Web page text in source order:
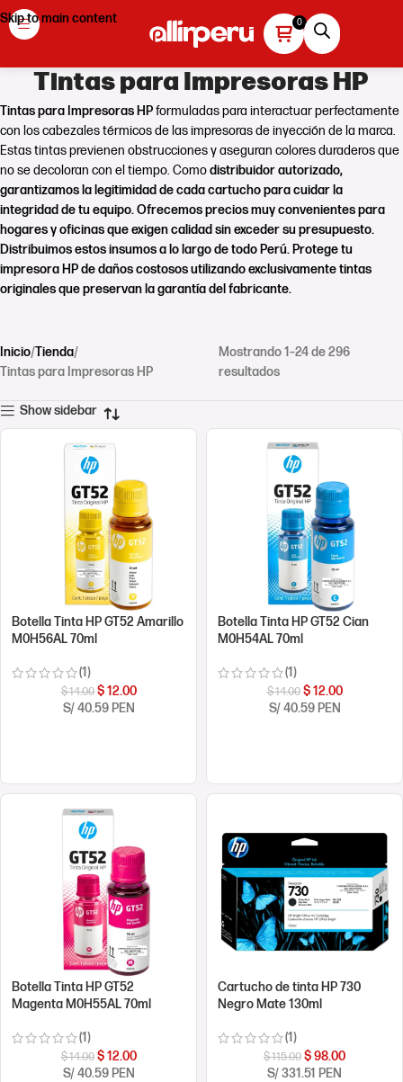
Skip to main content
Tintas para Impresoras HP
Tintas para Impresoras HPformuladas para interactuar perfectamente
con los cabezales térmicos de las impresoras de inyección de la marca.
Estas tintas previenen obstrucciones y aseguran colores duraderos que
no se decoloran con el tiempo. Comodistribuidor autorizado,
garantizamos la legitimidad de cada cartucho para cuidar la
integridad de tu equipo. Ofrecemospreciosmuy convenientes para
hogares y oficinas que exigen calidad sin exceder su presupuesto.
Distribuimos estos insumos a lo largo de todo Perú. Protege tu
impresora HP de daños costososutilizando exclusivamente tintas
originales que preservan la garantía del fabricante.
Inicio Tienda
Tintas para Impresoras HP
Mostrando 1–24 de 296
resultados
Show sidebar
Botella Tinta HP GT52 Amarillo
M0H56AL 70ml
(1)
$14.00 $12.00
S/ 40.59 PEN
Botella Tinta HP GT52 Cian
M0H54AL 70ml
(1)
$14.00 $12.00
S/ 40.59 PEN
Botella Tinta HP GT52
Magenta M0H55AL 70ml
(1)
$14.00 $12.00
S/ 40.59 PEN
Cartucho de tinta HP 730
Negro Mate 130ml
(1)
$115.00 $98.00
S/ 331.51 PEN